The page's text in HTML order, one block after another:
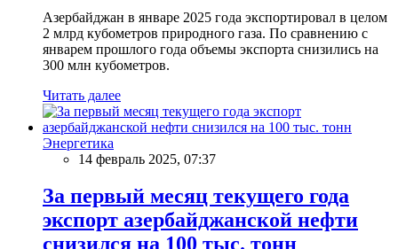
Азербайджан в январе 2025 года экспортировал в целом
2 млрд кубометров природного газа. По сравнению с
январем прошлого года объемы экспорта снизились на
300 млн кубометров.
Читать далее
Энергетика
14 февраль 2025, 07:37
За первый месяц текущего года
экспорт азербайджанской нефти
снизился на 100 тыс. тонн